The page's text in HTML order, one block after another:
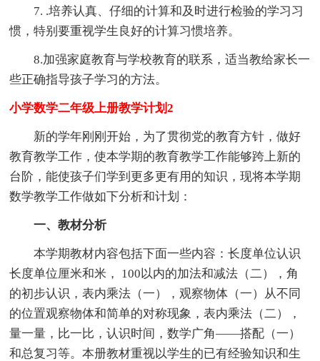
7. .培养认真、仔细的计算和及时进行检验的学习习
惯，特别要重视学生良好的计算习惯培养。
8.加强家庭教育与学校教育的联系，适当教给家长一
些正确指导孩子学习的方法。
小学数学二年级上册教学计划2
新的学年刚刚开始，为了贯彻党的教育方针，做好
教育教学工作，使本学期的教育教学工作能够跨上新的
台阶，能使孩子们学到更多更有用的知识，现将本学期
数学教学工作做如下分析和计划：
一、教材分析
本学期教材内容包括下面一些内容：长度单位认识
长度单位厘米和米， 100以内的加法和减法（二），角
的初步认识，表内乘法（一），观察物体（一）从不同
的位置观察物体和简单的对称现象，表内乘法（二），
量一量，比一比，认识时间，数学广角——搭配（一）
和总复习等。本册教材重视以学生的已有经验知识和生